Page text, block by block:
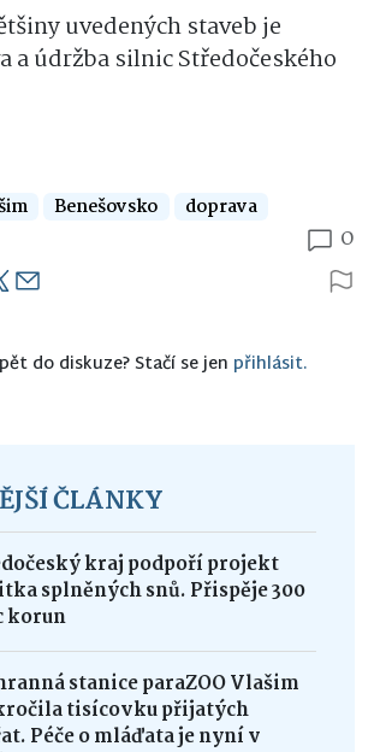
uvedených staveb je
a údržba silnic Středočeského
Benešovsko doprava
0
do diskuze? Stačí se jen přihlásit.
ČLÁNKY
kraj podpoří projekt
splněných snů. Přispěje 300
korun
stanice paraZOO Vlašim
tisícovku přijatých
Péče o mláďata je nyní v